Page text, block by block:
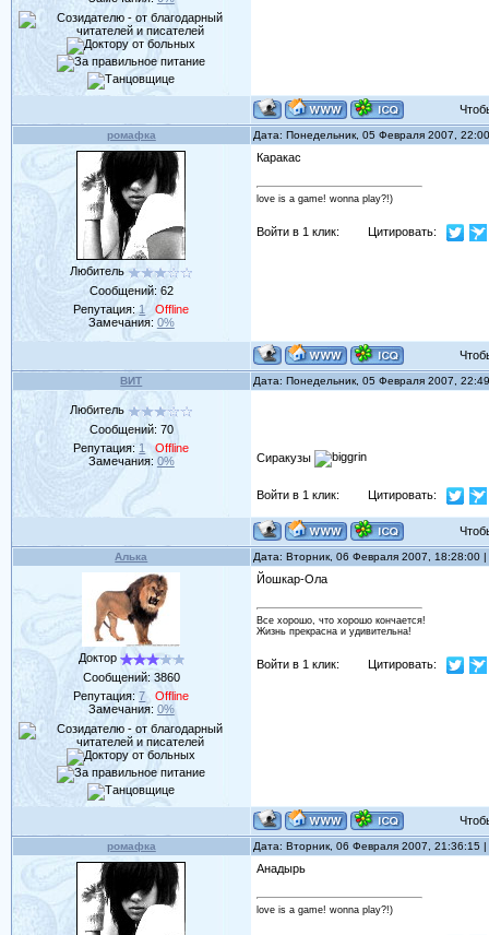
ромафка Дата: Понедельник, 05 Февраля 2007,
Любитель
Сообщений: 62
Репутация: 1
Offline
Замечания: 0%
Каракас
love is a game! wonna play?!)
Войти в 1 клик: Цитировать:
ВИТ Дата: Понедельник, 05 Февраля 2007,
Любитель
Сообщений: 70
Репутация: 1
Offline
Замечания: 0% Сиракузы
Войти в 1 клик: Цитировать:
Алька Дата: Вторник, 06 Февраля 2007,
Доктор
Сообщений: 3860
Репутация:7
Offline
Замечания: 0%
Йошкар-Ола
Все хорошо, что хорошо кончается!
Жизнь прекрасна и удивительна!
Войти в 1 клик: Цитировать:
ромафка Дата: Вторник, 06 Февраля 2007,
Анадырь
love is a game! wonna play?!)